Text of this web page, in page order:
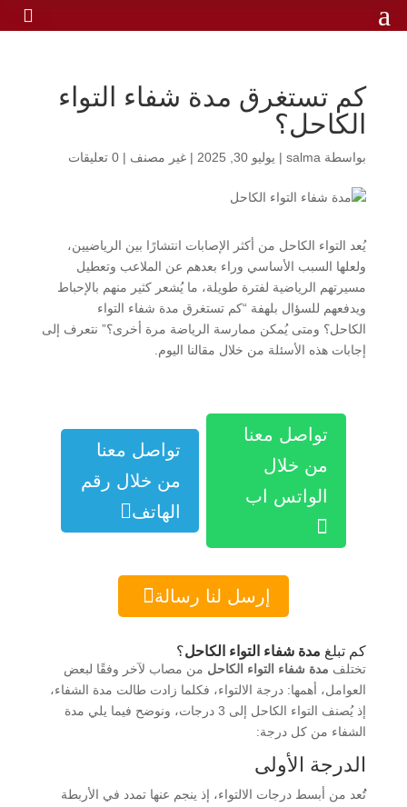
a

كم تستغرق مدة شفاء التواء
الكاحل؟
بواسطة salma
| يوليو 30, 2025 | غير مصنف | 0 تعليقات
يُعد التواء الكاحل من أكثر الإصابات انتشارًا بين الرياضيين،
ولعلها السبب الأساسي وراء بعدهم عن الملاعب وتعطيل
مسيرتهم الرياضية لفترة طويلة، ما يُشعر كثير منهم بالإحباط
ويدفعهم للسؤال بلهفة “كم تستغرق مدة شفاء التواء
الكاحل؟ ومتى يُمكن ممارسة الرياضة مرة أخرى؟” نتعرف إلى
إجابات هذه الأسئلة من خلال مقالنا اليوم.
تواصل معنا
من خلال
الواتس اب

تواصل معنا
من خلال رقم
الهاتف
إرسل لنا رسالة
كم تبلغ مدة شفاء التواء الكاحل؟
تختلف مدة شفاء التواء الكاحل من مصاب لآخر وفقًا لبعض
العوامل، أهمها: درجة الالتواء، فكلما زادت طالت مدة الشفاء،
إذ يُصنف التواء الكاحل إلى 3 درجات، ونوضح فيما يلي مدة
الشفاء من كل درجة:
الدرجة الأولى
تُُعد من أبسط درجات الالتواء، إذ ينجم عنها تمدد في الأربطة